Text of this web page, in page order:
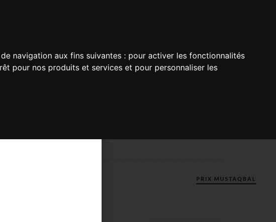
navigation aux fins suivantes : pour activer les fonctionnalités
pour nos produits et services et pour personnaliser les
PRIX MUSTAQBAL